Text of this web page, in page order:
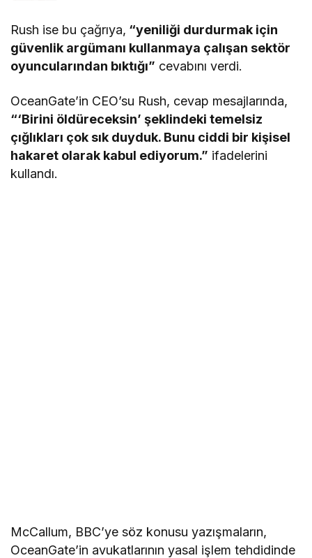
Rush ise bu çağrıya, “yeniliği durdurmak için
güvenlik argümanı kullanmaya çalışan sektör
oyuncularından bıktığı” cevabını verdi.
OceanGate’in CEO’su Rush, cevap mesajlarında,
“‘Birini öldüreceksin’ şeklindeki temelsiz
çığlıkları çok sık duyduk. Bunu ciddi bir kişisel
hakaret olarak kabul ediyorum.” ifadelerini
kullandı.
McCallum, BBC’ye söz konusu yazışmaların,
OceanGate’in avukatlarının yasal işlem tehdidinde